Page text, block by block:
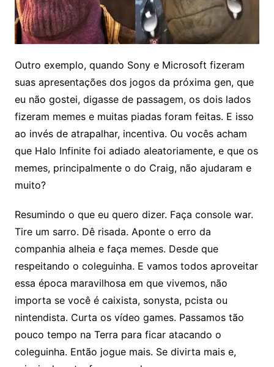
Outro exemplo, quando Sony e Microsoft fizeram
suas apresentações dos jogos da próxima gen, que
eu não gostei, digasse de passagem, os dois lados
fizeram memes e muitas piadas foram feitas. E isso
ao invés de atrapalhar, incentiva. Ou vocês acham
que Halo Infinite foi adiado aleatoriamente, e que os
memes, principalmente o do Craig, não ajudaram e
muito?
Resumindo o que eu quero dizer. Faça console war.
Tire um sarro. Dê risada. Aponte o erro da
companhia alheia e faça memes. Desde que
respeitando o coleguinha. E vamos todos aproveitar
essa época maravilhosa em que vivemos, não
importa se você é caixista, sonysta, pcista ou
nintendista. Curta os vídeo games. Passamos tão
pouco tempo na Terra para ficar atacando o
coleguinha. Então jogue mais. Se divirta mais e,